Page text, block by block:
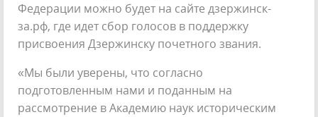
Федерации можно будет на сайте дзержинск-
за.рф, где идет сбор голосов в поддержку
присвоения Дзержинску почетного звания.
«Мы были уверены, что согласно
подготовленным нами и поданным на
рассмотрение в Академию наук историческим